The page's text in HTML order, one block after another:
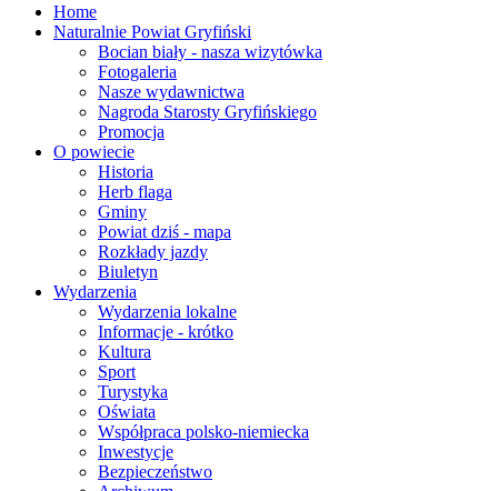
Home
Naturalnie Powiat Gryfiński
Bocian biały - nasza wizytówka
Fotogaleria
Nasze wydawnictwa
Nagroda Starosty Gryfińskiego
Promocja
O powiecie
Historia
Herb flaga
Gminy
Powiat dziś - mapa
Rozkłady jazdy
Biuletyn
Wydarzenia
Wydarzenia lokalne
Informacje - krótko
Kultura
Sport
Turystyka
Oświata
Współpraca polsko-niemiecka
Inwestycje
Bezpieczeństwo